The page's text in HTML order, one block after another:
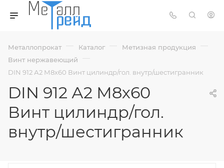
Металлопрокат — Каталог — Метизная продукция —
Винт нержавеющий —
DIN 912 А2 М8х60 Винт цилиндр/гол. внутр/шестигранник
DIN 912 А2 М8х60
Винт цилиндр/гол.
внутр/шестигранник